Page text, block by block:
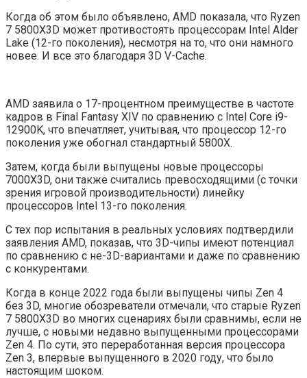
Когда об этом было объявлено, AMD показала, что Ryzen
7 5800X3D может противостоять процессорам Intel Alder
Lake (12-го поколения), несмотря на то, что они намного
новее. И все это благодаря 3D V-Cache.
AMD заявила о 17-процентном преимуществе в частоте
кадров в Final Fantasy XIV по сравнению с Intel Core i9-
12900K, что впечатляет, учитывая, что процессор 12-го
поколения уже обогнал стандартный 5800X.
Затем, когда были выпущены новые процессоры
7000X3D, они также считались превосходящими (с точки
зрения игровой производительности) линейку
процессоров Intel 13-го поколения.
С тех пор испытания в реальных условиях подтвердили
заявления AMD, показав, что 3D-чипы имеют потенциал
по сравнению с не-3D-вариантами и даже по сравнению
с конкурентами.
Когда в конце 2022 года были выпущены чипы Zen 4
без 3D, многие обозреватели отмечали, что старые Ryzen
7 5800X3D во многих сценариях были сравнимы, если не
лучше, с новыми недавно выпущенными процессорами
Zen 4. По сути, это переработанная версия процессора
Zen 3, впервые выпущенного в 2020 году, что было
настоящим шоком.